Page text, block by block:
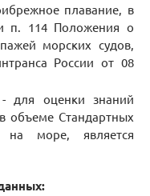
плавание, в
п. 114 Положения о
морских судов,
России от 08
- для оценки знаний
объеме Стандартных
море, является